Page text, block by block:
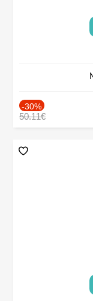
-30%
50.11€